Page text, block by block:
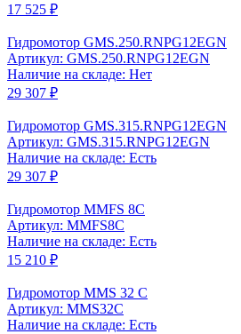
17 525 ₽
Гидромотор GMS.250.RNPG12EGN
Артикул: GMS.250.RNPG12EGN
Наличие на складе: Нет
29 307 ₽
Гидромотор GMS.315.RNPG12EGN
Артикул: GMS.315.RNPG12EGN
Наличие на складе: Есть
29 307 ₽
Гидромотор MMFS 8C
Артикул: MMFS8C
Наличие на складе: Есть
15 210 ₽
Гидромотор MMS 32 C
Артикул: MMS32C
Наличие на складе: Есть